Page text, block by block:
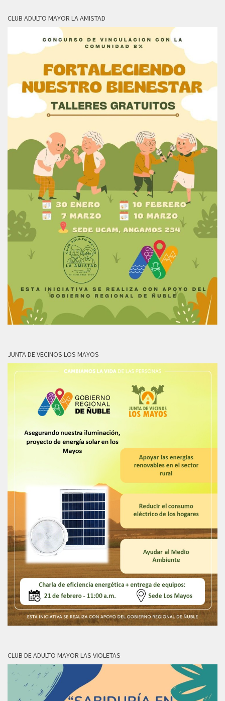
CLUB ADULTO MAYOR LA AMISTAD
JUNTA DE VECINOS LOS MAYOS
CLUB DE ADULTO MAYOR LAS VIOLETAS